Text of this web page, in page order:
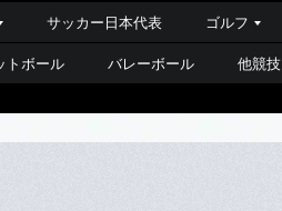
サッカー日本代表 ゴルフ
トボール バレーボール 他競技